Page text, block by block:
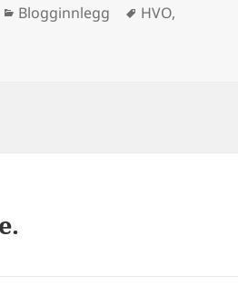
Kategorier
Blogginnlegg Stikkord
HVO,